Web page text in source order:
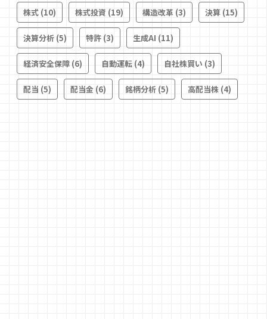
株式 (10) 株式投資 (19) 構造改革 (3) 決算 (15)
決算分析 (5) 特許 (3) 生成AI (11)
経済安全保障 (6) 自動運転 (4) 自社株買い (3)
配当 (5) 配当金 (6) 銘柄分析 (5) 高配当株 (4)